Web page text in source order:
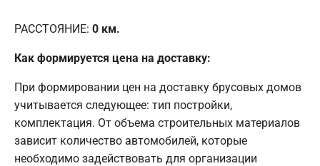
РАССТОЯНИЕ: 0 км.
Как формируется цена на доставку:
При формировании цен на доставку брусовых домов
учитывается следующее: тип постройки,
комплектация. От объема строительных материалов
зависит количество автомобилей, которые
необходимо задействовать для организации